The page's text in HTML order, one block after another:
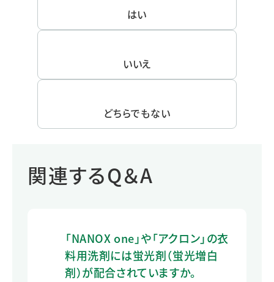
はい
いいえ
どちらでもない
関連するQ＆A
「NANOX one」や「アクロン」の衣
料用洗剤には蛍光剤（蛍光増白
剤）が配合されていますか。